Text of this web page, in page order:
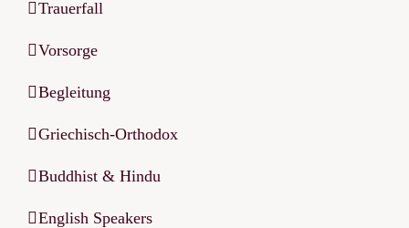
Trauerfall
Vorsorge
Begleitung
Griechisch-Orthodox
Buddhist & Hindu
English Speakers